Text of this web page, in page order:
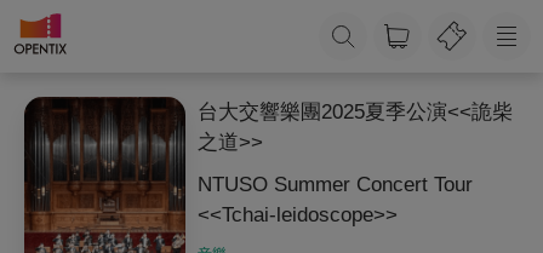
台大交響樂團2025夏季公演<<詭柴
之道>>
NTUSO Summer Concert Tour
<<Tchai-leidoscope>>